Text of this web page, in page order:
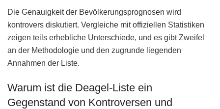
Die Genauigkeit der Bevölkerungsprognosen wird
kontrovers diskutiert. Vergleiche mit offiziellen Statistiken
zeigen teils erhebliche Unterschiede, und es gibt Zweifel
an der Methodologie und den zugrunde liegenden
Annahmen der Liste.
Warum ist die Deagel-Liste ein
Gegenstand von Kontroversen und